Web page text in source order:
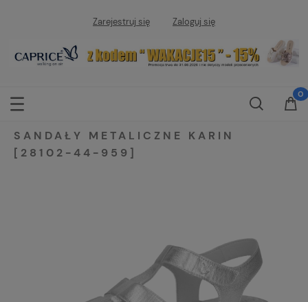
Zarejestruj się Zaloguj się
SANDAŁY METALICZNE KARIN
[28102-44-959]